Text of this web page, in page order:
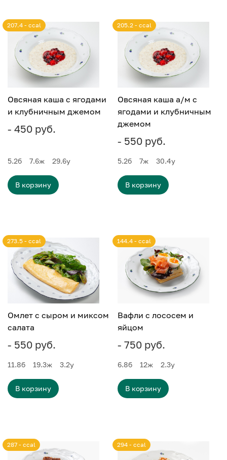
Овсяная каша с ягодами
и клубничным джемом
- 450 руб.
207.4 - ccal
5.2б 7.6ж 29.6у
В корзину
Овсяная каша а/м с
ягодами и клубничным
джемом
- 550 руб.
205.2 - ccal
5.2б 7ж 30.4у
В корзину
Омлет с сыром и миксом
салата
- 550 руб.
273.5 - ccal
11.8б 19.3ж 3.2у
В корзину
Вафли с лососем и
яйцом
- 750 руб.
144.4 - ccal
6.8б 12ж 2.3у
В корзину
287 - ccal 294 - ccal